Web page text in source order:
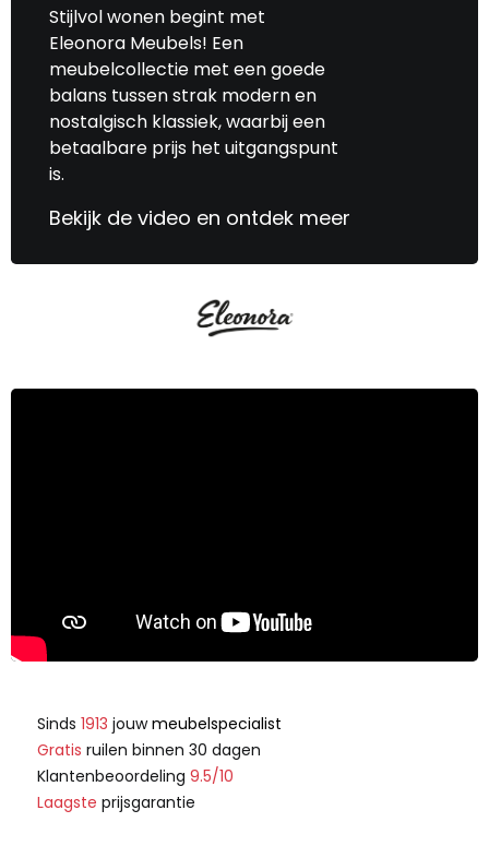
Stijlvol wonen begint met
Eleonora Meubels! Een
meubelcollectie met een goede
balans tussen strak modern en
nostalgisch klassiek, waarbij een
betaalbare prijs het uitgangspunt
is.
Bekijk de video en ontdek meer
Sinds 1913 jouwmeubelspecialist
Gratis ruilen binnen 30 dagen
Klantenbeoordeling 9.5/10
Laagste prijsgarantie